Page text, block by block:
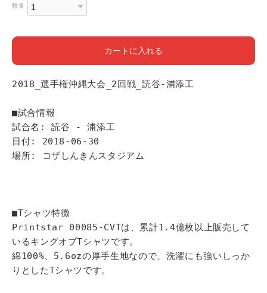
数量
カートに入れる
2018_選手権沖縄大会_2回戦_読谷-浦添工
■試合情報
試合名: 読谷 - 浦添工
日付: 2018-06-30
場所: コザしんきんスタジアム
■Tシャツ特徴
Printstar 00085-CVTは、累計1.4億枚以上販売して
いるキングオブTシャツです。
綿100%、5.6ozの厚手生地なので、洗濯にも強いしっか
りとしたTシャツです。